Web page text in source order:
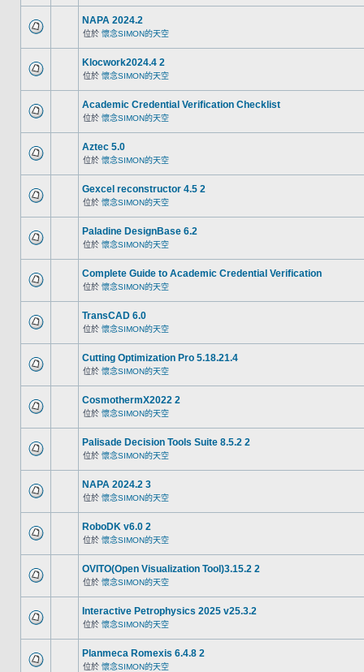
NAPA 2024.2
位於 懷念SIMON的天空
Klocwork2024.4 2
位於 懷念SIMON的天空
Academic Credential Verification Checklist
位於 懷念SIMON的天空
Aztec 5.0
位於 懷念SIMON的天空
Gexcel reconstructor 4.5 2
位於 懷念SIMON的天空
Paladine DesignBase 6.2
位於 懷念SIMON的天空
Complete Guide to Academic Credential Verification
位於 懷念SIMON的天空
TransCAD 6.0
位於 懷念SIMON的天空
Cutting Optimization Pro 5.18.21.4
位於 懷念SIMON的天空
CosmothermX2022 2
位於 懷念SIMON的天空
Palisade Decision Tools Suite 8.5.2 2
位於 懷念SIMON的天空
NAPA 2024.2 3
位於 懷念SIMON的天空
RoboDK v6.0 2
位於 懷念SIMON的天空
OVITO(Open Visualization Tool)3.15.2 2
位於 懷念SIMON的天空
Interactive Petrophysics 2025 v25.3.2
位於 懷念SIMON的天空
Planmeca Romexis 6.4.8 2
位於 懷念SIMON的天空